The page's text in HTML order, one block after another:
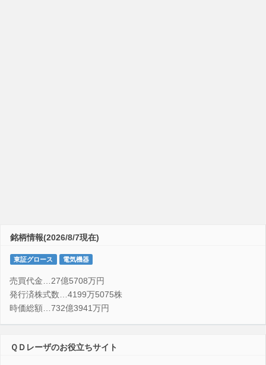
銘柄情報(2026/8/7現在)
東証グロース 電気機器
売買代金…27億5708万円
発行済株式数…4199万5075株
時価総額…732億3941万円
ＱＤレーザのお役立ちサイト